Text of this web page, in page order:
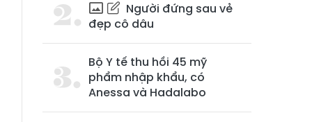
Người đứng sau vẻ
đẹp cô dâu
Bộ Y tế thu hồi 45 mỹ
phẩm nhập khẩu, có
Anessa và Hadalabo